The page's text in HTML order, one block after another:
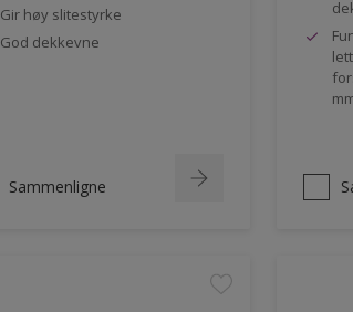
Gir høy slitestyrke
God dekkevne
Sammenligne